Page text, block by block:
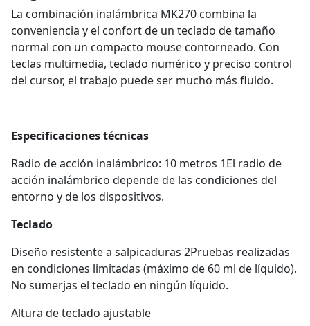
La combinación inalámbrica MK270 combina la
conveniencia y el confort de un teclado de tamaño
normal con un compacto mouse contorneado. Con
teclas multimedia, teclado numérico y preciso control
del cursor, el trabajo puede ser mucho más fluido.
Especificaciones técnicas
Radio de acción inalámbrico: 10 metros 1El radio de
acción inalámbrico depende de las condiciones del
entorno y de los dispositivos.
Teclado
Diseño resistente a salpicaduras 2Pruebas realizadas
en condiciones limitadas (máximo de 60 ml de líquido).
No sumerjas el teclado en ningún líquido.
Altura de teclado ajustable